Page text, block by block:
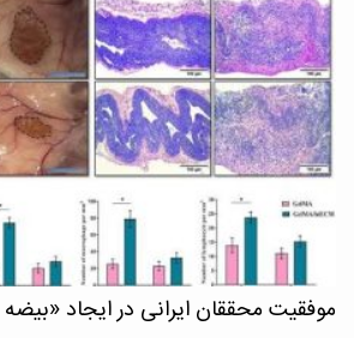
موفقیت محققان ایرانی در ایجاد